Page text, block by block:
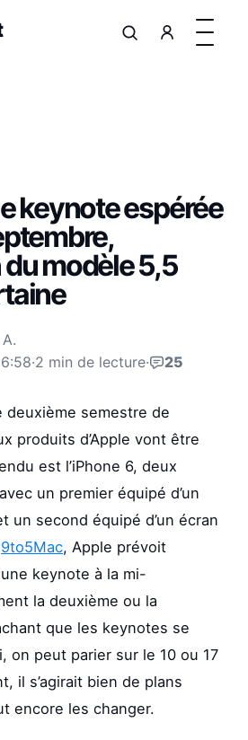
keynote espérée
modèle 5,5
·2 min de lecture· 25
deuxième semestre de
produits d’Apple vont être
est l’iPhone 6, deux
un premier équipé d’un
un second équipé d’un écran
9to5Mac, Apple prévoit
keynote à la mi-
la deuxième ou la
que les keynotes se
on peut parier sur le 10 ou 17
il s’agirait bien de plans
encore les changer.